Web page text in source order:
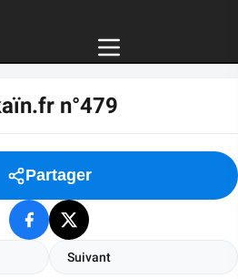
n°479
Partager
Suivant